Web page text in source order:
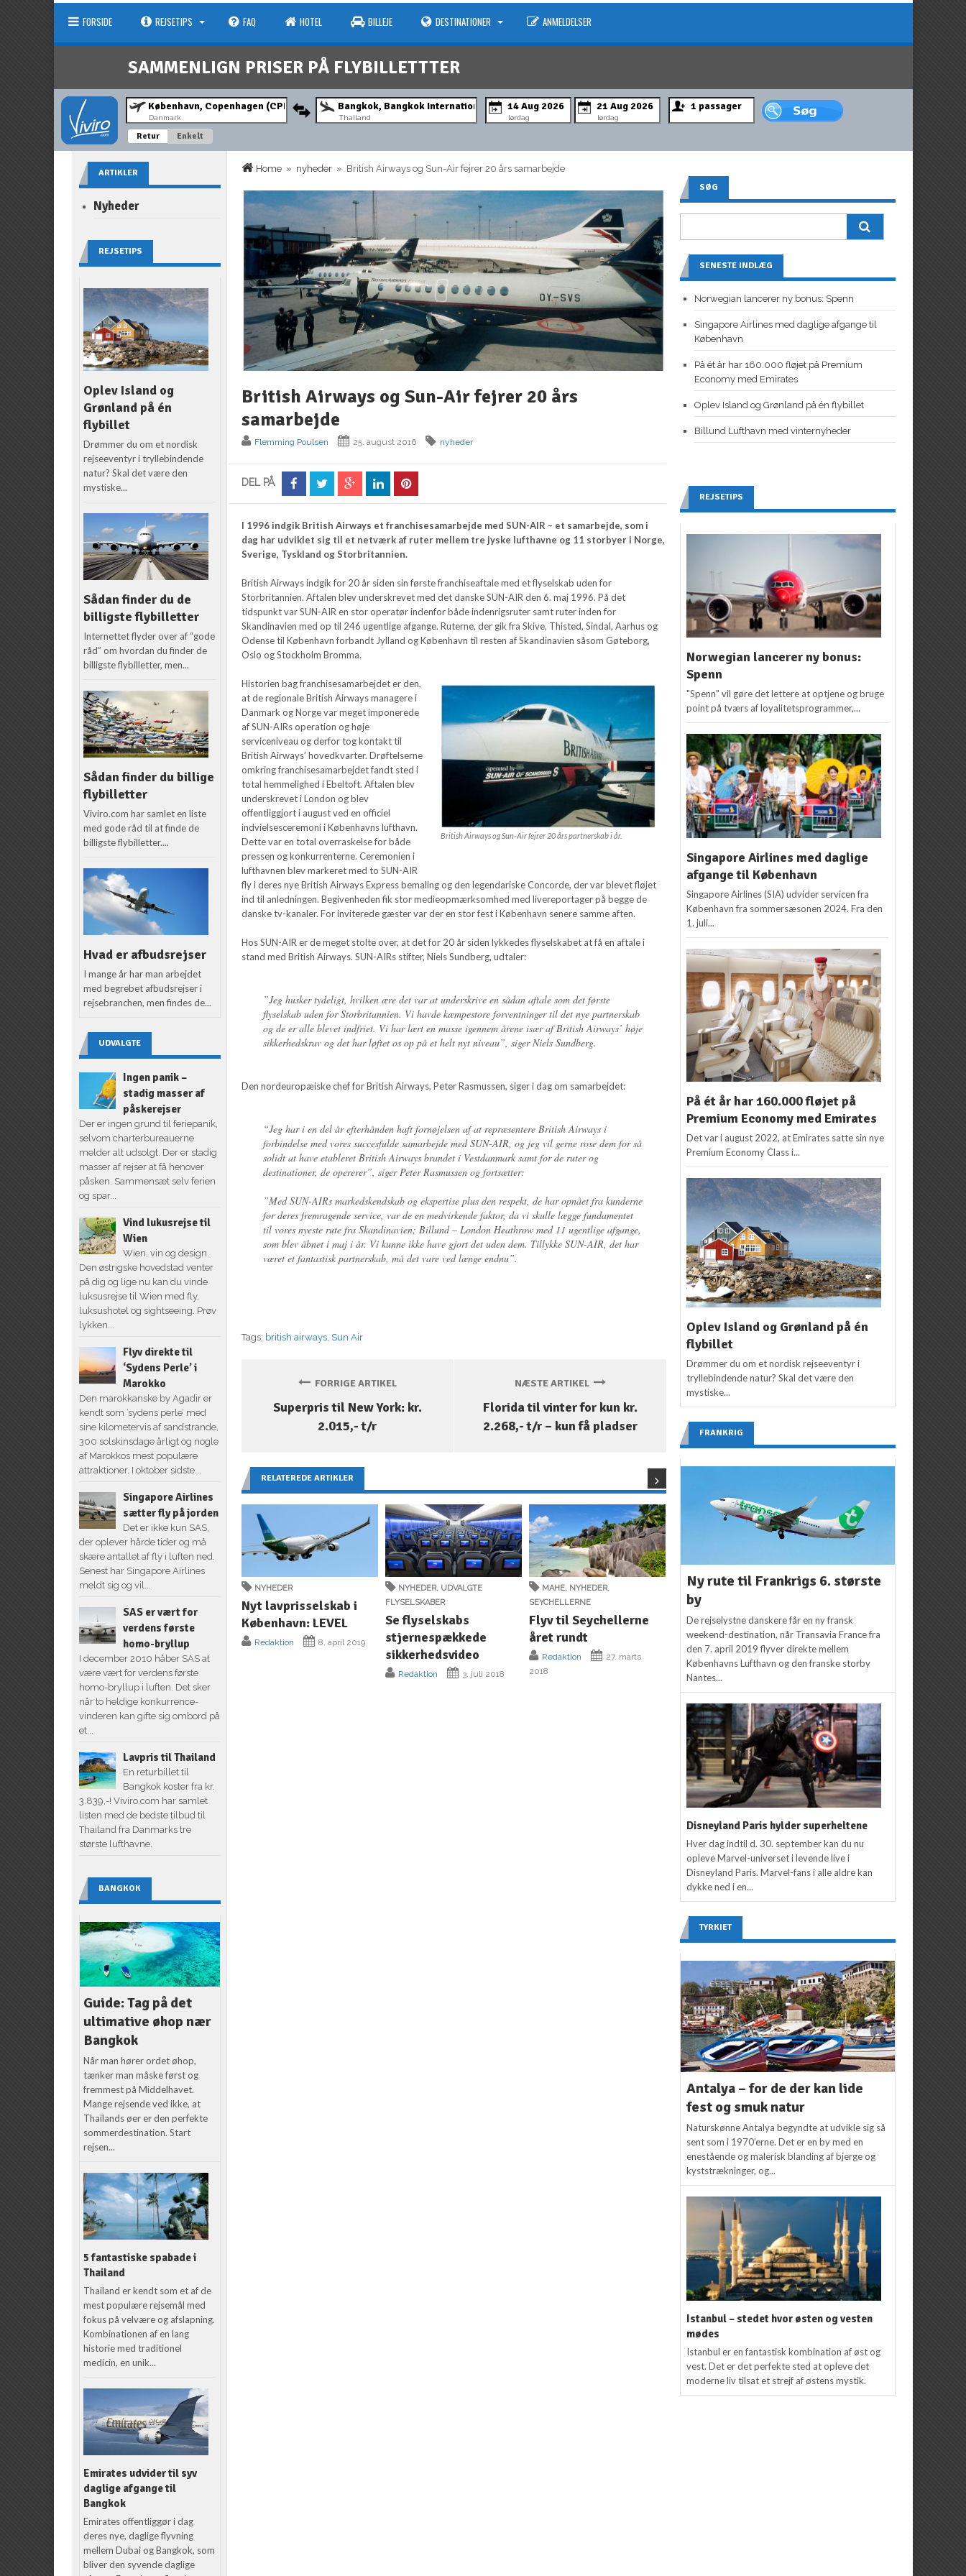
FORSIDE REJSETIPS FAQ HOTEL BILLEJE DESTINATIONER ANMELDELSER
SAMMENLIGN PRISER PÅ FLYBILLETTTER
Danmark Thailand lørdag lørdag
Retur Enkelt
Home » nyheder » British Airways og Sun-Air fejrer 20 års samarbejde
British Airways og Sun-Air fejrer 20 års
samarbejde
Flemming Poulsen 25. august 2016 nyheder
DEL PÅ
I 1996 indgik British Airways et franchisesamarbejde med SUN-AIR – et samarbejde, som i
dag har udviklet sig til et netværk af ruter mellem tre jyske lufthavne og 11 storbyer i Norge,
Sverige, Tyskland og Storbritannien.
British Airways indgik for 20 år siden sin første franchiseaftale med et flyselskab uden for
Storbritannien. Aftalen blev underskrevet med det danske SUN-AIR den 6. maj 1996. På det
tidspunkt var SUN-AIR en stor operatør indenfor både indenrigsruter samt ruter inden for
Skandinavien med op til 246 ugentlige afgange. Ruterne, der gik fra Skive, Thisted, Sindal, Aarhus og
Odense til København forbandt Jylland og København til resten af Skandinavien såsom Gøteborg,
Oslo og Stockholm Bromma.
British Airways og Sun-Air fejrer 20 års partnerskab i år.
Historien bag franchisesamarbejdet er den,
at de regionale British Airways managere i
Danmark og Norge var meget imponerede
af SUN-AIRs operation og høje
serviceniveau og derfor tog kontakt til
British Airways’ hovedkvarter. Drøftelserne
omkring franchisesamarbejdet fandt sted i
total hemmelighed i Ebeltoft. Aftalen blev
underskrevet i London og blev
offentliggjort i august ved en officiel
indvielsesceremoni i Københavns lufthavn.
Dette var en total overraskelse for både
pressen og konkurrenterne. Ceremonien i
lufthavnen blev markeret med to SUN-AIR
fly i deres nye British Airways Express bemaling og den legendariske Concorde, der var blevet fløjet
ind til anledningen. Begivenheden fik stor medieopmærksomhed med livereportager på begge de
danske tv-kanaler. For inviterede gæster var der en stor fest i København senere samme aften.
Hos SUN-AIR er de meget stolte over, at det for 20 år siden lykkedes flyselskabet at få en aftale i
stand med British Airways. SUN-AIRs stifter, Niels Sundberg, udtaler:
”Jeg husker tydeligt, hvilken ære det var at underskrive en sådan aftale som det første
flyselskab uden for Storbritannien. Vi havde kæmpestore forventninger til det nye partnerskab
og de er alle blevet indfriet. Vi har lært en masse igennem årene især af British Airways’ høje
sikkerhedskrav og det har løftet os op på et helt nyt niveau”, siger Niels Sundberg.
Den nordeuropæiske chef for British Airways, Peter Rasmussen, siger i dag om samarbejdet:
“Jeg har i en del år efterhånden haft fornøjelsen af at repræsentere British Airways i
forbindelse med vores succesfulde samarbejde med SUN-AIR, og jeg vil gerne rose dem for så
solidt at have etableret British Airways brandet i Vestdanmark samt for de ruter og
destinationer, de opererer”, siger Peter Rasmussen og fortsætter:
”Med SUN-AIRs markedskendskab og ekspertise plus den respekt, de har opnået fra kunderne
for deres fremragende service, var de en medvirkende faktor, da vi skulle lægge fundamentet
til vores nyeste rute fra Skandinavien; Billund – London Heathrow med 11 ugentlige afgange,
som blev åbnet i maj i år. Vi kunne ikke have gjort det uden dem. Tillykke SUN-AIR, det har
været et fantastisk partnerskab, må det vare ved længe endnu”.
Tags: british airways, Sun Air
FORRIGE ARTIKEL
Superpris til New York: kr.
2.015,- t/r
NÆSTE ARTIKEL
Florida til vinter for kun kr.
2.268,- t/r – kun få pladser
RELATEREDE ARTIKLER
NYHEDER
Nyt lavprisselskab i
København: LEVEL
Redaktion 8. april 2019
NYHEDER, UDVALGTE
FLYSELSKABER
Se flyselskabs
stjernespækkede
sikkerhedsvideo
Redaktion 3. juli 2018
MAHE, NYHEDER,
SEYCHELLERNE
Flyv til Seychellerne
året rundt
Redaktion
27. marts
2018
NYHEDER
Se Oscar-film på
flyveturen
13. marts
FLYSELSKABER
73-årig i luften for
første gang
Redaktion
ARTIKLER
Nyheder
REJSETIPS
Oplev Island og
Grønland på én
flybillet
Drømmer du om et nordisk
rejseeventyr i tryllebindende
natur? Skal det være den
mystiske...
Sådan finder du de
billigste flybilletter
Internettet flyder over af “gode
råd” om hvordan du finder de
billigste flybilletter, men...
Sådan finder du billige
flybilletter
Viviro.com har samlet en liste
med gode råd til at finde de
billigste flybilletter....
Hvad er afbudsrejser
I mange år har man arbejdet
med begrebet afbudsrejser i
rejsebranchen, men findes de...
UDVALGTE
Ingen panik –
stadig masser af
påskerejser
Der er ingen grund til feriepanik,
selvom charterbureauerne
melder alt udsolgt. Der er stadig
masser af rejser at få henover
påsken. Sammensæt selv ferien
og spar...
Vind lukusrejse til
Wien
Wien, vin og design.
Den østrigske hovedstad venter
på dig og lige nu kan du vinde
luksusrejse til Wien med fly,
luksushotel og sightseeing. Prøv
lykken...
Flyv direkte til
‘Sydens Perle’ i
Marokko
Den marokkanske by Agadir er
kendt som ’sydens perle’ med
sine kilometervis af sandstrande,
300 solskinsdage årligt og nogle
af Marokkos mest populære
attraktioner. I oktober sidste...
Singapore Airlines
sætter fly på jorden
Det er ikke kun SAS,
der oplever hårde tider og må
skære antallet af fly i luften ned.
Senest har Singapore Airlines
meldt sig og vil...
SAS er vært for
verdens første
homo-bryllup
I december 2010 håber SAS at
være vært for verdens første
homo-bryllup i luften. Det sker
når to heldige konkurrence-
vinderen kan gifte sig ombord på
et...
Lavpris til Thailand
En returbillet til
Bangkok koster fra kr.
3.839,-! Viviro.com har samlet
listen med de bedste tilbud til
Thailand fra Danmarks tre
største lufthavne.
BANGKOK
Guide: Tag på det
ultimative øhop nær
Bangkok
Når man hører ordet øhop,
tænker man måske først og
fremmest på Middelhavet.
Mange rejsende ved ikke, at
Thailands øer er den perfekte
sommerdestination. Start
rejsen...
5 fantastiske spabade i
Thailand
Thailand er kendt som et af de
mest populære rejsemål med
fokus på velvære og afslapning.
Kombinationen af en lang
historie med traditionel
medicin, en unik...
Emirates udvider til syv
daglige afgange til
Bangkok
Emirates offentliggør i dag
deres nye, daglige flyvning
mellem Dubai og Bangkok, som
bliver den syvende daglige
SØG
SENESTE INDLÆG
Norwegian lancerer ny bonus: Spenn
Singapore Airlines med daglige afgange til
København
På ét år har 160.000 fløjet på Premium
Economy med Emirates
Oplev Island og Grønland på én flybillet
Billund Lufthavn med vinternyheder
REJSETIPS
Norwegian lancerer ny bonus:
Spenn
"Spenn" vil gøre det lettere at optjene og bruge
point på tværs af loyalitetsprogrammer,...
Singapore Airlines med daglige
afgange til København
Singapore Airlines (SIA) udvider servicen fra
København fra sommersæsonen 2024. Fra den
1. juli...
På ét år har 160.000 fløjet på
Premium Economy med Emirates
Det var i august 2022, at Emirates satte sin nye
Premium Economy Class i...
Oplev Island og Grønland på én
flybillet
Drømmer du om et nordisk rejseeventyr i
tryllebindende natur? Skal det være den
mystiske...
FRANKRIG
Ny rute til Frankrigs 6. største
by
De rejselystne danskere får en ny fransk
weekend-destination, når Transavia France fra
den 7. april 2019 flyver direkte mellem
Københavns Lufthavn og den franske storby
Nantes...
Disneyland Paris hylder superheltene
Hver dag indtil d. 30. september kan du nu
opleve Marvel-universet i levende live i
Disneyland Paris. Marvel-fans i alle aldre kan
dykke ned i en...
TYRKIET
Antalya – for de der kan lide
fest og smuk natur
Naturskønne Antalya begyndte at udvikle sig så
sent som i 1970’erne. Det er en by med en
enestående og malerisk blanding af bjerge og
kyststrækninger, og...
Istanbul – stedet hvor østen og vesten
mødes
Istanbul er en fantastisk kombination af øst og
vest. Det er det perfekte sted at opleve det
moderne liv tilsat et strejf af østens mystik.